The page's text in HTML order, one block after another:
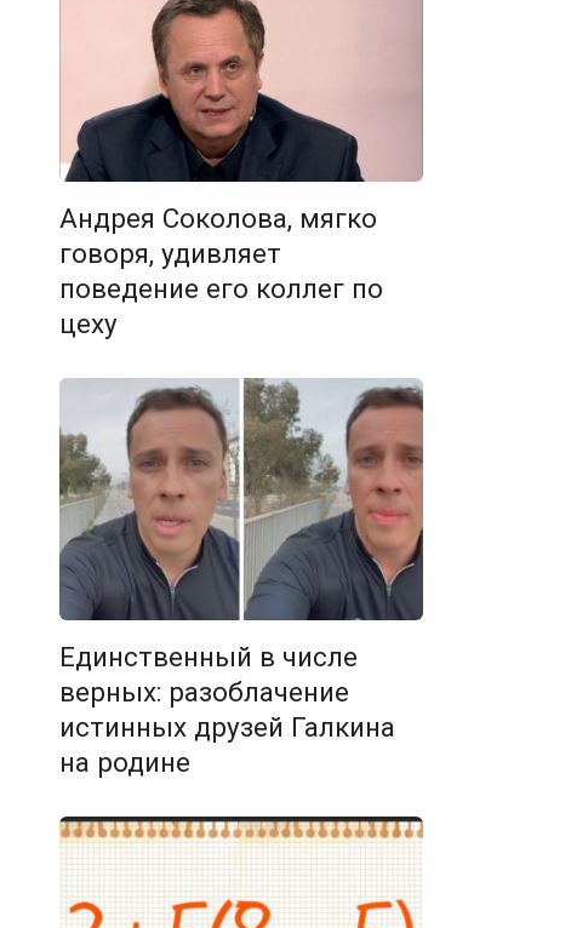
Андрея Соколова, мягко
говоря, удивляет
поведение его коллег по
цеху
Единственный в числе
верных: разоблачение
истинных друзей Галкина
на родине